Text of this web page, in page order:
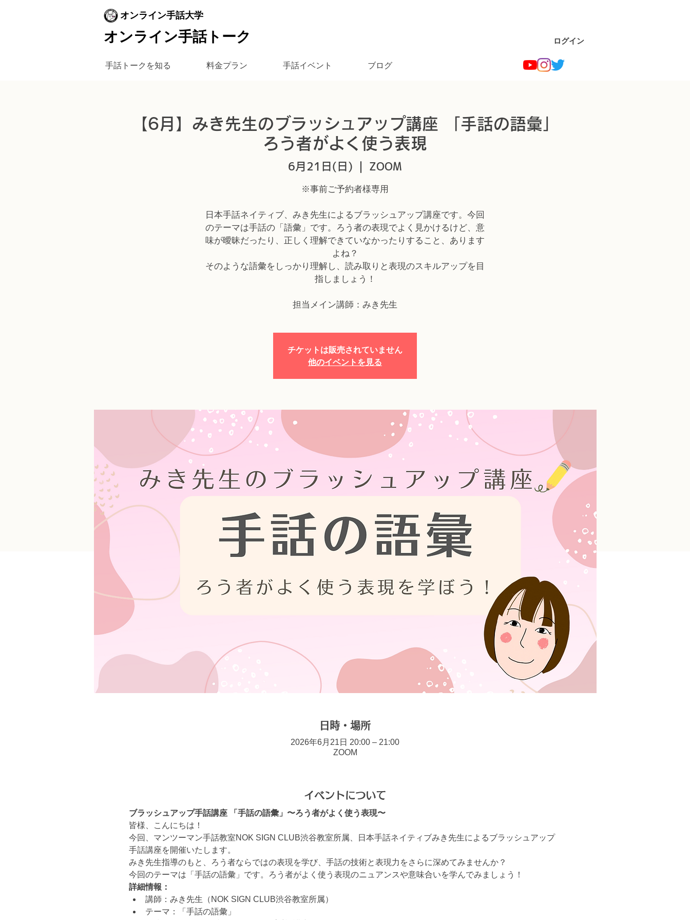
オンライン手話大学
オンライン手話トーク
手話トークを知る 料金プラン 手話イベント ブログ
ログイン
【6月】みき先生のブラッシュアップ講座 「手話の語彙」
ろう者がよく使う表現
6月21日(日) ZOOM
※事前ご予約者様専用
日本手話ネイティブ、みき先生によるブラッシュアップ講座です。今回
のテーマは手話の「語彙」です。ろう者の表現でよく見かけるけど、意
味が曖昧だったり、正しく理解できていなかったりすること、あります
よね？
そのような語彙をしっかり理解し、読み取りと表現のスキルアップを目
指しましょう！
担当メイン講師：みき先生
チケットは販売されていません
他のイベントを見る
日時・場所
2026年6月21日 20:00 – 21:00
ZOOM
イベントについて
ブラッシュアップ手話講座 「手話の語彙」〜ろう者がよく使う表現〜
皆様、こんにちは！
今回、マンツーマン手話教室NOK SIGN CLUB渋谷教室所属、日本手話ネイティブみき先生によるブラッシュアップ
手話講座を開催いたします。
みき先生指導のもと、ろう者ならではの表現を学び、手話の技術と表現力をさらに深めてみませんか？
今回のテーマは「手話の語彙」です。ろう者がよく使う表現のニュアンスや意味合いを学んでみましょう！
詳細情報：
講師：みき先生（NOK SIGN CLUB渋谷教室所属）
テーマ：「手話の語彙」